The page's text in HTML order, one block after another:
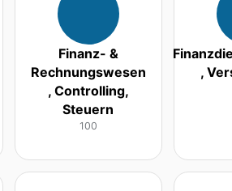
Finanz- &
Rechnungswesen
, Controlling,
Steuern
100
,